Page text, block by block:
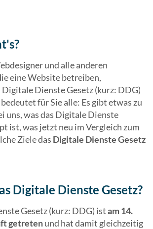
und alle anderen
eine Website betreiben,
Digitale Dienste Gesetz (kurz: DDG)
für Sie alle: Es gibt etwas zu
uns, was das Digitale Dienste
ist, was jetzt neu im Vergleich zum
Ziele das Digitale Dienste Gesetz
Digitale Dienste Gesetz?
Gesetz (kurz: DDG) istam 14.
getretenund hat damit gleichzeitig